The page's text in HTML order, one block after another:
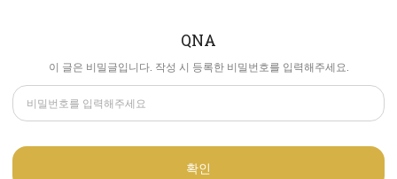
QNA
이 글은 비밀글입니다. 작성 시 등록한 비밀번호를 입력해주세요.
확인